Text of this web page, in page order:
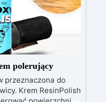
na odpowiednio
Zgodność i
z Rozporządzeniem
UE nr
CE zgodnie z normą
Deklaracją
(DoP).
polerujący
przeznaczona do
Krem ResinPolish